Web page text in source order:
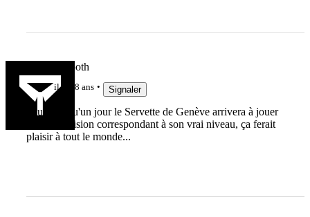
Darkmamooth
il y a 8 ans Signaler
Peut être qu'un jour le Servette de Genève arrivera à jouer
dans la division correspondant à son vrai niveau, ça ferait
plaisir à tout le monde...